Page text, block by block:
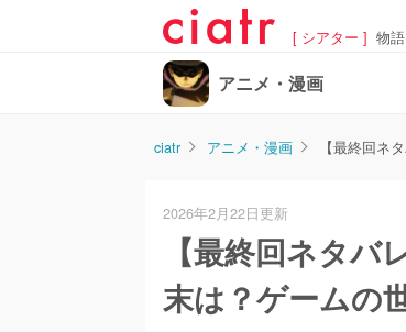
[ シアター ] 物
アニメ・漫画
ciatr アニメ・漫画 【最終回ネ
2026年2月22日更新
【最終回ネタ
末は？ゲームの